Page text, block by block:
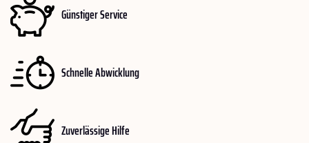
Günstiger Service
Schnelle Abwicklung
Zuverlässige Hilfe